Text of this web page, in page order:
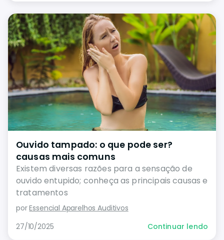
Ouvido tampado: o que pode ser?
causas mais comuns
Existem diversas razões para a sensação de
ouvido entupido; conheça as principais causas e
tratamentos
porEssencial Aparelhos Auditivos
27/10/2025
Continuar lendo